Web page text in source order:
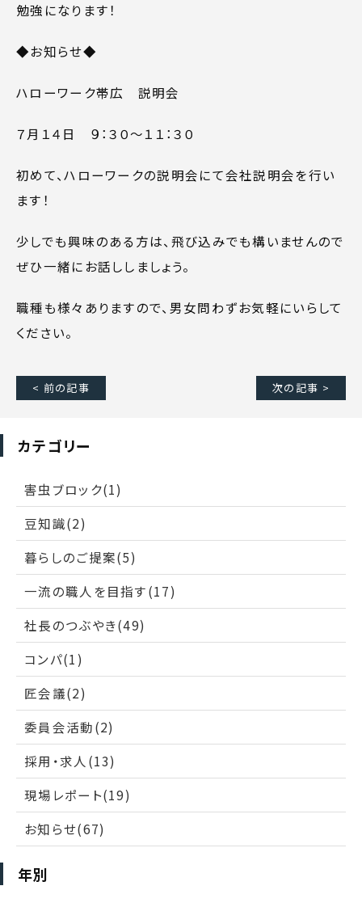
勉強になります！
◆お知らせ◆
ハローワーク帯広 説明会
７月１４日 ９：３０～１１：３０
初めて、ハローワークの説明会にて会社説明会を行い
ます！
少しでも興味のある方は、飛び込みでも構いませんので
ぜひ一緒にお話ししましょう。
職種も様々ありますので、男女問わずお気軽にいらして
ください。
< 前の記事 次の記事 >
カテゴリー
害虫ブロック(1)
豆知識(2)
暮らしのご提案(5)
一流の職人を目指す(17)
社長のつぶやき(49)
コンパ(1)
匠会議(2)
委員会活動(2)
採用・求人(13)
現場レポート(19)
お知らせ(67)
年別